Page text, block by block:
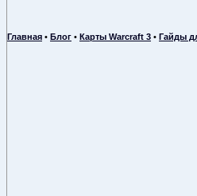
Главная • Блог • Карты Warcraft 3 • Гайды